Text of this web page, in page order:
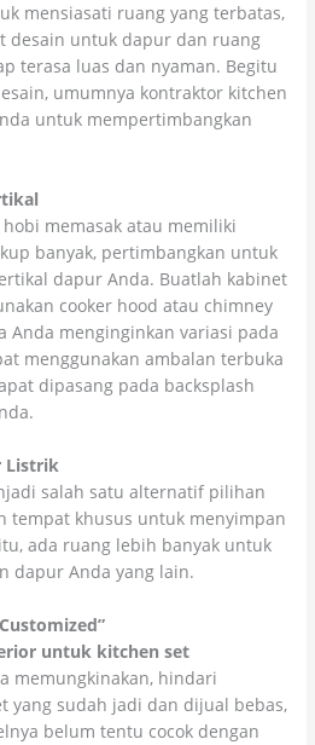
mensiasati ruang yang terbatas,
desain untuk dapur dan ruang
terasa luas dan nyaman. Begitu
umumnya kontraktor kitchen
untuk mempertimbangkan
memasak atau memiliki
banyak, pertimbangkan untuk
dapur Anda. Buatlah kabinet
cooker hood atau chimney
Anda menginginkan variasi pada
menggunakan ambalan terbuka
dipasang pada backsplash
Listrik
salah satu alternatif pilihan
tempat khusus untuk menyimpan
ada ruang lebih banyak untuk
dapur Anda yang lain.
untuk kitchen set
memungkinakan, hindari
yang sudah jadi dan dijual bebas,
belum tentu cocok dengan